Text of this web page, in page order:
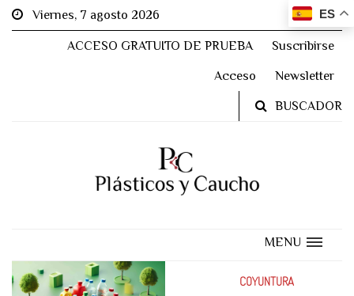
ES
Viernes, 7 agosto 2026
ACCESO GRATUITO DE PRUEBA Suscribirse
Acceso Newsletter
BUSCADOR
MENU
COYUNTURA